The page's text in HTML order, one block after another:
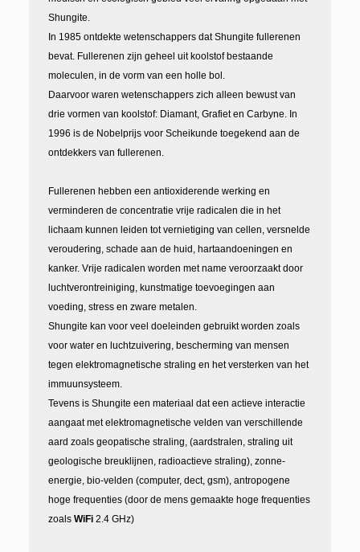
Shungite.
In 1985 ontdekte wetenschappers dat Shungite fullerenen
bevat. Fullerenen zijn geheel uit koolstof bestaande
moleculen, in de vorm van een holle bol.
Daarvoor waren wetenschappers zich alleen bewust van
drie vormen van koolstof: Diamant, Grafiet en Carbyne. In
1996 is de Nobelprijs voor Scheikunde toegekend aan de
ontdekkers van fullerenen.
Fullerenen hebben een antioxiderende werking en
verminderen de concentratie vrije radicalen die in het
lichaam kunnen leiden tot vernietiging van cellen, versnelde
veroudering, schade aan de huid, hartaandoeningen en
kanker. Vrije radicalen worden met name veroorzaakt door
luchtverontreiniging, kunstmatige toevoegingen aan
voeding, stress en zware metalen.
Shungite kan voor veel doeleinden gebruikt worden zoals
voor water en luchtzuivering, bescherming van mensen
tegen elektromagnetische straling en het versterken van het
immuunsysteem.
Tevens is Shungite een materiaal dat een actieve interactie
aangaat met elektromagnetische velden van verschillende
aard zoals geopatische straling, (aardstralen, straling uit
geologische breuklijnen, radioactieve straling), zonne-
energie, bio-velden (computer, dect, gsm), antropogene
hoge frequenties (door de mens gemaakte hoge frequenties
zoals WiFi 2.4 GHz)